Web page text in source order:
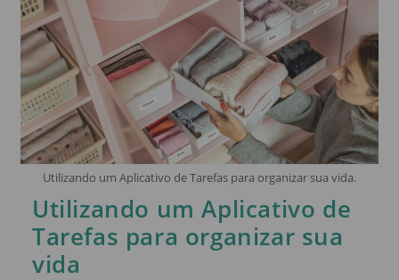
Utilizando um Aplicativo de Tarefas para organizar sua vida.
Utilizando um Aplicativo de
Tarefas para organizar sua
vida